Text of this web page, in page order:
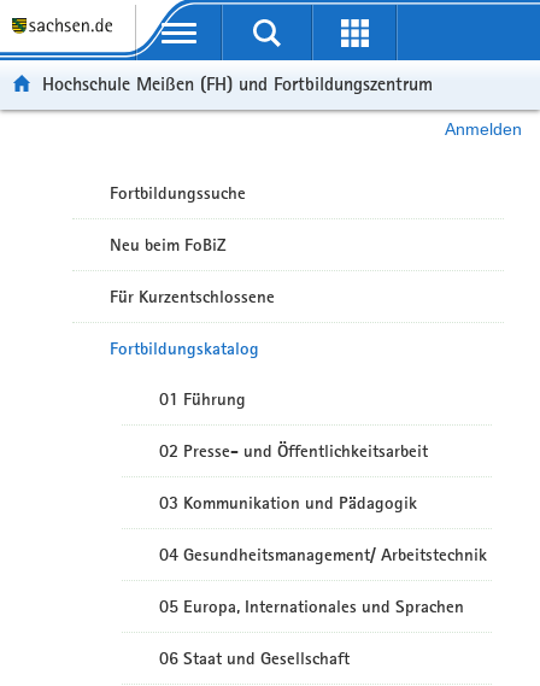
Portalübergreifende Navigation
Hochschule Meißen (FH) und Fortbildungszentrum
Anmelden
Fortbildungssuche
Neu beim FoBiZ
Für Kurzentschlossene
Fortbildungskatalog
01 Führung
02 Presse- und Öffentlichkeitsarbeit
03 Kommunikation und Pädagogik
04 Gesundheitsmanagement/ Arbeitstechnik
05 Europa, Internationales und Sprachen
06 Staat und Gesellschaft